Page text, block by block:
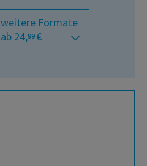
weitere Formate
ab 24,99 €